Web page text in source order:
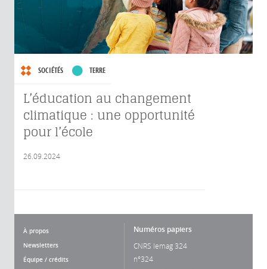
SOCIÉTÉS TERRE
L’éducation au changement
climatique : une opportunité
pour l’école
26.09.2024
À propos
Newsletters
Équipe / crédits
Numéros papiers
CNRS lemag 324
n°324